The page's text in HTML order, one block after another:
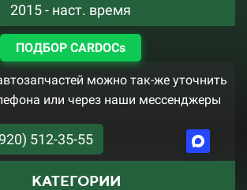
2015 - наст. время
ПОДБОР CARDOCs
можно так-же уточнить
или через наши мессенджеры
512-35-55
КАТЕГОРИИ